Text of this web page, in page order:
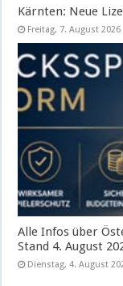
Kärnten: Neue
Freitag, 7. August 2026
Alle Infos über
Stand 4. August
Dienstag, 4. August